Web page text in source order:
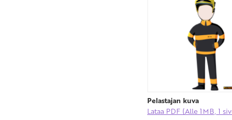
Pelastajan kuva
Lataa PDF (Alle 1MB, 1